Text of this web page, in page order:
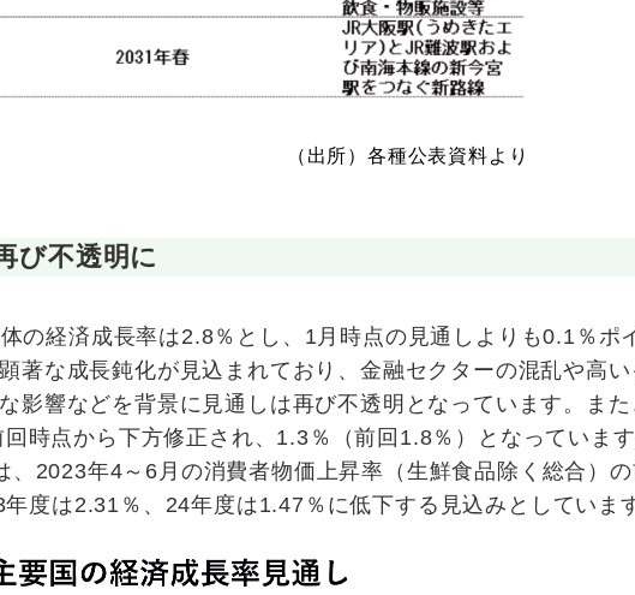
（出所）各種公表資料より
び不透明に
の経済成長率は2.8％とし、1月時点の見通しよりも0.1％ポ
著な成長鈍化が見込まれており、金融セクターの混乱や高い
影響などを背景に見通しは再び不透明となっています。また
時点から下方修正され、1.3％（前回1.8％）となっています
2023年4～6月の消費者物価上昇率（生鮮食品除く総合）の
度は2.31％、24年度は1.47％に低下する見込みとしていま